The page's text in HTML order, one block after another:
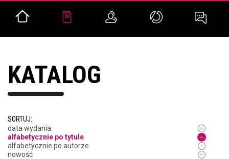
KATALOG
SORTUJ:
data wydania
alfabetycznie po tytule
alfabetycznie po autorze
nowość